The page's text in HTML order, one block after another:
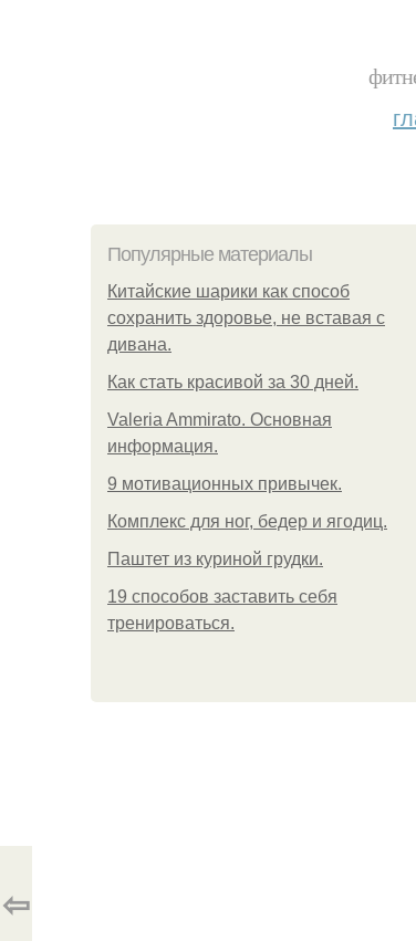
Популярные материалы
Китайские шарики как способ
сохранить здоровье, не вставая с
дивана.
Как стать красивой за 30 дней.
Valeria Ammirato. Основная
информация.
9 мотивационных привычек.
Комплекс для ног, бедер и ягодиц.
Паштет из куриной грудки.
19 способов заставить себя
тренироваться.
⇦